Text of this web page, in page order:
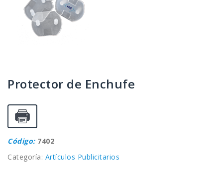
Protector de Enchufe
Código: 7402
Categoría: Artículos Publicitarios